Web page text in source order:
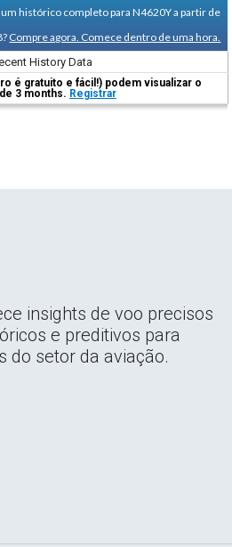
histórico completo para N4620Y a partir de
Compre agora. Comece dentro de uma hora.
History Data
é gratuito e fácil!) podem visualizar o
3 months. Registrar
insights de voo precisos
e preditivos para
do setor da aviação.